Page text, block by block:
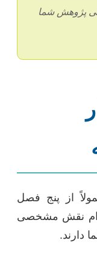
پژوهش شما
از پنج فصل
نقش مشخصی
دارند.